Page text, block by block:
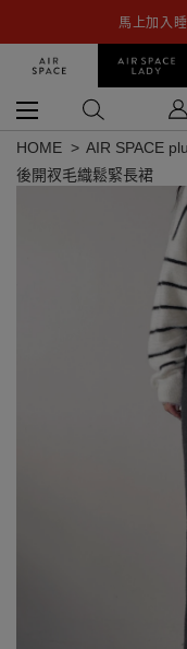
馬上加入
HOME AIR SPACE
後開衩毛織鬆緊長裙